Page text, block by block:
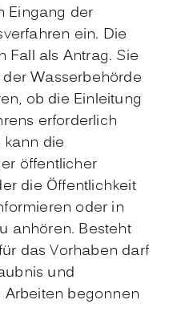
Eingang der
ein. Die
Fall als Antrag. Sie
Wasserbehörde
ob die Einleitung
erforderlich
die
öffentlicher
die Öffentlichkeit
oder in
anhören. Besteht
das Vorhaben darf
und
begonnen